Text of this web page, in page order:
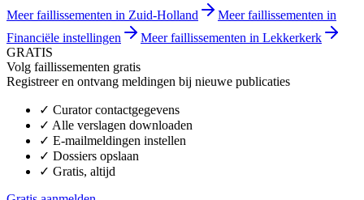
Meer faillissementen in Zuid-Holland
Meer faillissementen in
Financiële instellingen
Meer faillissementen in Lekkerkerk
GRATIS
Volg faillissementen gratis
Registreer en ontvang meldingen bij nieuwe publicaties
✓ Curator contactgegevens
✓ Alle verslagen downloaden
✓ E-mailmeldingen instellen
✓ Dossiers opslaan
✓ Gratis, altijd